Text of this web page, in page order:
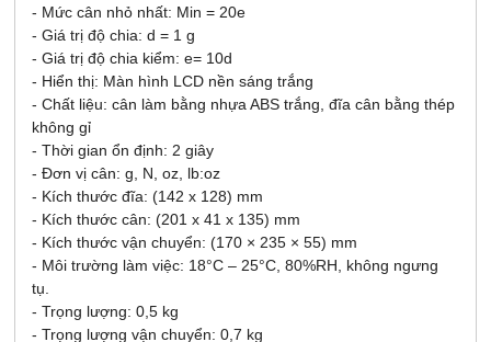
- Mức cân nhỏ nhất: Min = 20e
- Giá trị độ chia: d = 1 g
- Giá trị độ chia kiểm: e= 10d
- Hiển thị: Màn hình LCD nền sáng trắng
- Chất liệu: cân làm bằng nhựa ABS trắng, đĩa cân bằng thép
không gỉ
- Thời gian ổn định: 2 giây
- Đơn vị cân: g, N, oz, lb:oz
- Kích thước đĩa: (142 x 128) mm
- Kích thước cân: (201 x 41 x 135) mm
- Kích thước vận chuyển: (170 × 235 × 55) mm
- Môi trường làm việc: 18°C – 25°C, 80%RH, không ngưng
tụ.
- Trọng lượng: 0,5 kg
-Trọng lượng vận chuyển: 0,7 kg